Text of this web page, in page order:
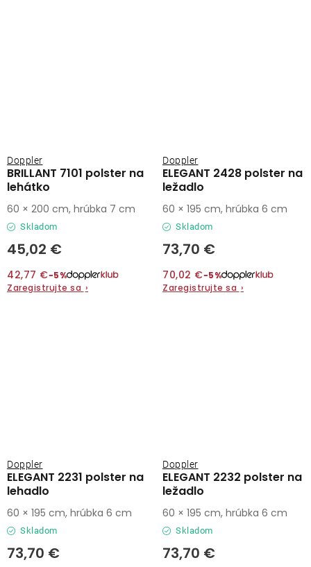
BRILLANT 7101 polster na
lehátko
Doppler
Skladom
45,02 €
42,77 €−5%
Zaregistrujte sa ›
60 × 200 cm, hrúbka 7 cm
ELEGANT 2428 polster na
ležadlo
Doppler
Skladom
73,70 €
70,02 €−5%
Zaregistrujte sa ›
60 × 195 cm, hrúbka 6 cm
ELEGANT 2231 polster na
lehadlo
Doppler
Skladom
73,70 €
60 × 195 cm, hrúbka 6 cm
ELEGANT 2232 polster na
ležadlo
Doppler
Skladom
73,70 €
60 × 195 cm, hrúbka 6 cm